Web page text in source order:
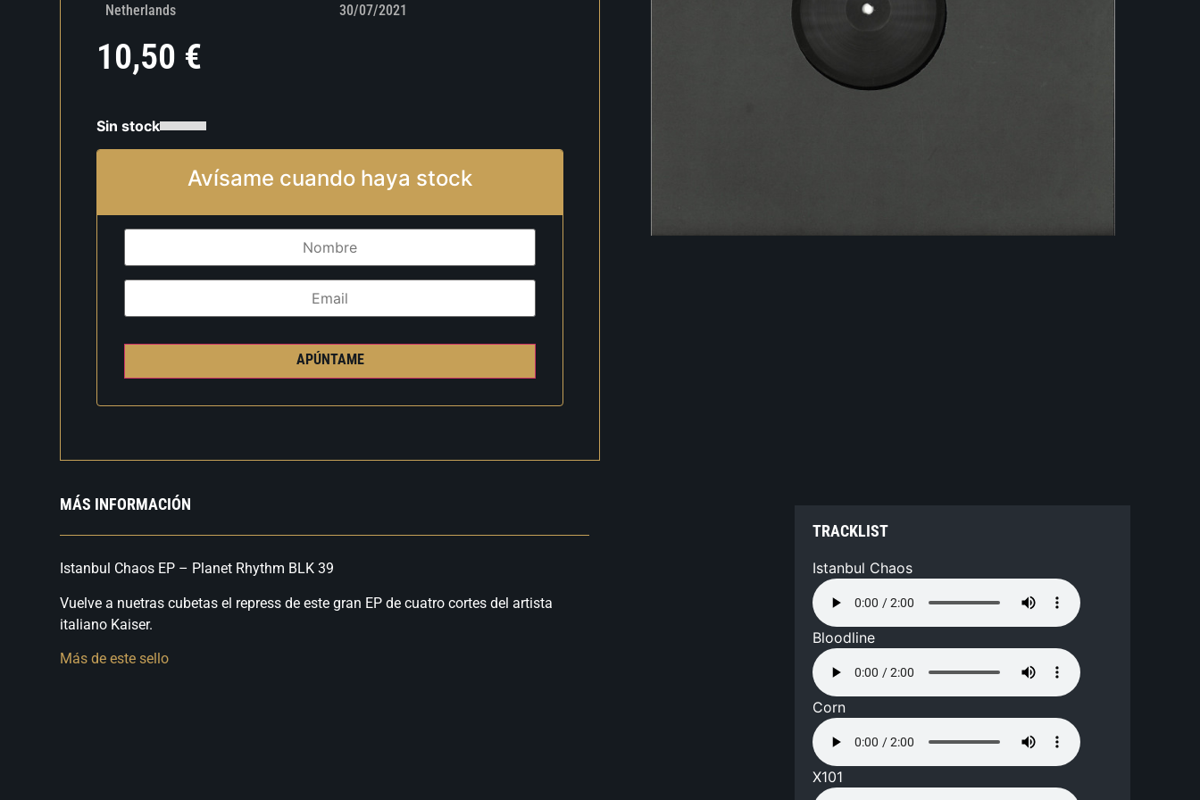
Netherlands 30/07/2021
10,50 €
Sin stock
Avísame cuando haya stock
APÚNTAME
MÁS INFORMACIÓN
Istanbul Chaos EP – Planet Rhythm BLK 39
Vuelve a nuetras cubetas el repress de este gran EP de cuatro cortes del artista
italiano Kaiser.
Más de este sello
TRACKLIST
Istanbul Chaos
Bloodline
Corn
X101